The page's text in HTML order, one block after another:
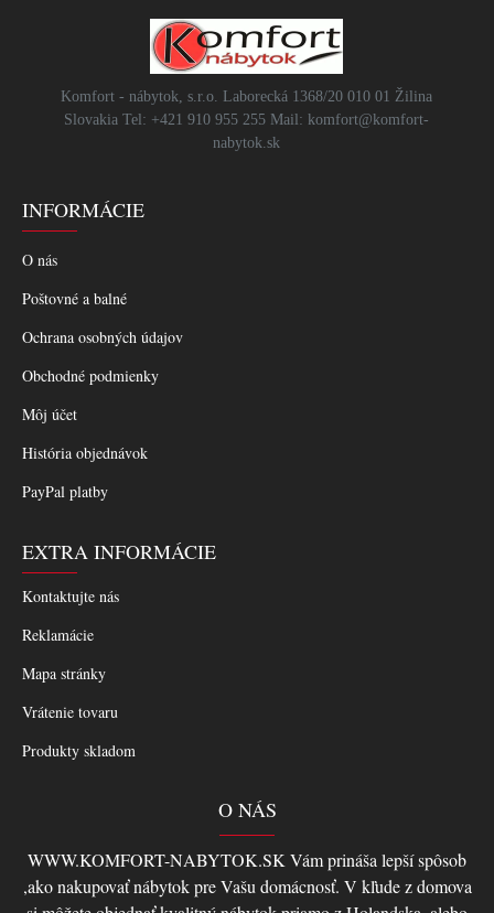
Komfort - nábytok, s.r.o. Laborecká 1368/20 010 01 Žilina
Slovakia Tel: +421 910 955 255 Mail: komfort@komfort-
nabytok.sk
INFORMÁCIE
O nás
Poštovné a balné
Ochrana osobných údajov
Obchodné podmienky
Môj účet
História objednávok
PayPal platby
EXTRA INFORMÁCIE
Kontaktujte nás
Reklamácie
Mapa stránky
Vrátenie tovaru
Produkty skladom
O NÁS
WWW.KOMFORT-NABYTOK.SK Vám prináša lepší spôsob
,ako nakupovať nábytok pre Vašu domácnosť. V kľude z domova